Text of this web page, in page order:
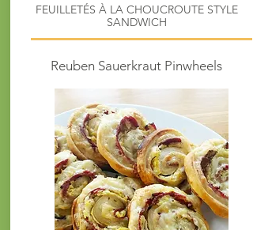
FEUILLETÉS À LA CHOUCROUTE STYLE
SANDWICH
Reuben Sauerkraut Pinwheels